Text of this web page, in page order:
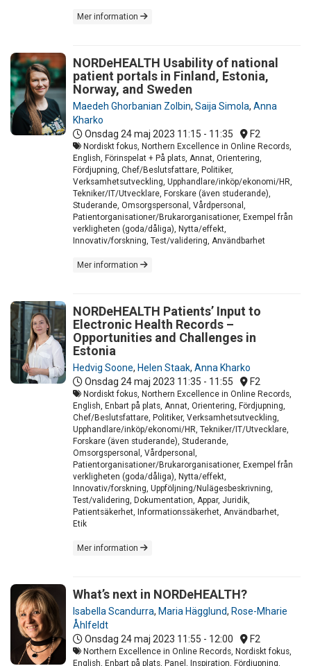
Mer information
NORDeHEALTH Usability of national
patient portals in Finland, Estonia,
Norway, and Sweden
Maedeh Ghorbanian Zolbin, Saija Simola, Anna
Kharko
Onsdag 24 maj 2023 11:15 - 11:35 F2
Nordiskt fokus, Northern Excellence in Online Records,
English, Förinspelat + På plats, Annat, Orientering,
Fördjupning, Chef/Beslutsfattare, Politiker,
Verksamhetsutveckling, Upphandlare/inköp/ekonomi/HR,
Tekniker/IT/Utvecklare, Forskare (även studerande),
Studerande, Omsorgspersonal, Vårdpersonal,
Patientorganisationer/Brukarorganisationer, Exempel från
verkligheten (goda/dåliga), Nytta/effekt,
Innovativ/forskning, Test/validering, Användbarhet
Mer information
NORDeHEALTH Patients’ Input to
Electronic Health Records –
Opportunities and Challenges in
Estonia
Hedvig Soone, Helen Staak, Anna Kharko
Onsdag 24 maj 2023 11:35 - 11:55 F2
Nordiskt fokus, Northern Excellence in Online Records,
English, Enbart på plats, Annat, Orientering, Fördjupning,
Chef/Beslutsfattare, Politiker, Verksamhetsutveckling,
Upphandlare/inköp/ekonomi/HR, Tekniker/IT/Utvecklare,
Forskare (även studerande), Studerande,
Omsorgspersonal, Vårdpersonal,
Patientorganisationer/Brukarorganisationer, Exempel från
verkligheten (goda/dåliga), Nytta/effekt,
Innovativ/forskning, Uppföljning/Nulägesbeskrivning,
Test/validering, Dokumentation, Appar, Juridik,
Patientsäkerhet, Informationssäkerhet, Användbarhet,
Etik
Mer information
What’s next in NORDeHEALTH?
Isabella Scandurra, Maria Hägglund, Rose-Mharie
Åhlfeldt
Onsdag 24 maj 2023 11:55 - 12:00 F2
Northern Excellence in Online Records, Nordiskt fokus,
English, Enbart på plats, Panel, Inspiration, Fördjupning,